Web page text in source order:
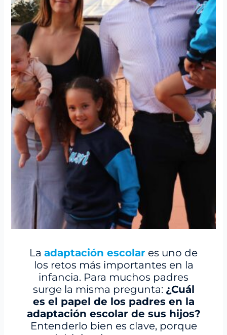
La adaptación escolar es uno de
los retos más importantes en la
infancia. Para muchos padres
surge la misma pregunta: ¿Cuál
es el papel de los padres en la
adaptación escolar de sus hijos?
Entenderlo bien es clave, porque